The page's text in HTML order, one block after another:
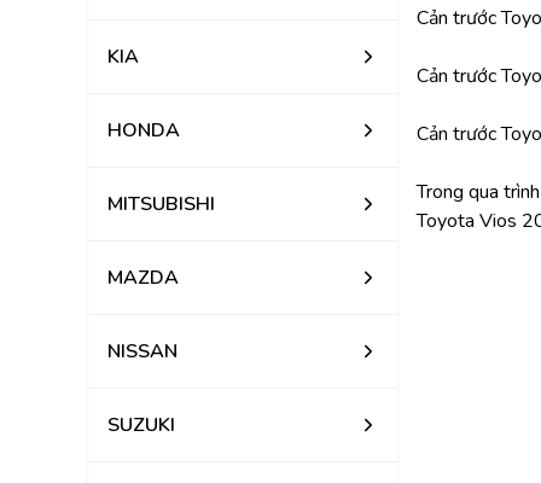
KIA
HONDA
MITSUBISHI
MAZDA
NISSAN
SUZUKI
Cản trước
Cản trước
Cản trước
Trong qua
Toyota Vios